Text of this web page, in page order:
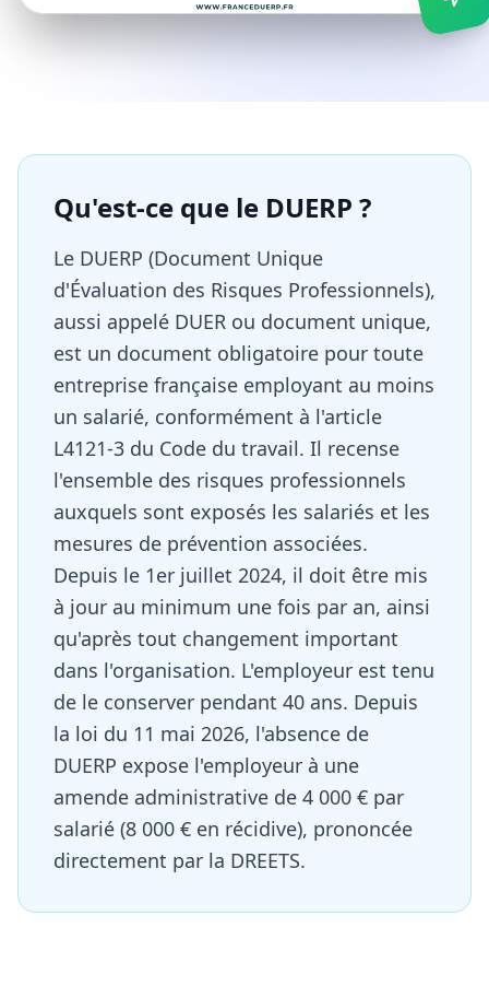
Qu'est-ce que le DUERP ?
Le DUERP (Document Unique
d'Évaluation des Risques Professionnels),
aussi appelé DUER ou document unique,
est un document obligatoire pour toute
entreprise française employant au moins
un salarié, conformément à l'article
L4121-3 du Code du travail. Il recense
l'ensemble des risques professionnels
auxquels sont exposés les salariés et les
mesures de prévention associées.
Depuis le 1er juillet 2024, il doit être mis
à jour au minimum une fois par an, ainsi
qu'après tout changement important
dans l'organisation. L'employeur est tenu
de le conserver pendant 40 ans. Depuis
la loi du 11 mai 2026, l'absence de
DUERP expose l'employeur à une
amende administrative de 4 000 € par
salarié (8 000 € en récidive), prononcée
directement par la DREETS.